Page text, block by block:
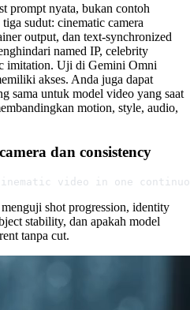
prompt nyata, bukan contoh
sudut: cinematic camera
output, dan text-synchronized
named IP, celebrity
imitation. Uji di Gemini Omni
akses. Anda juga dapat
sama untuk model video yang saat
motion, style, audio,
dan consistency
video in one
shot progression, identity
stability, dan apakah model
tanpa cut.